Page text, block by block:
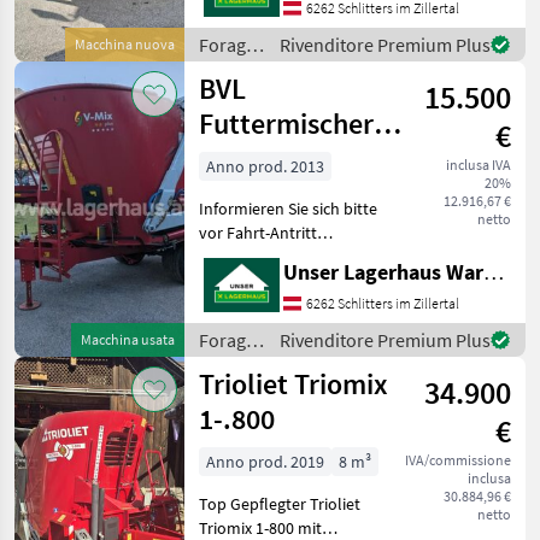
Macchina nuova
Control Informieren Sie sich
bitte vor Fahrt-Antritt
telefonisch,
6262 Schlitters im Zillertal
Foraggiamento
/
Siloking
Rivenditore Premium Plus
Macchina usata
BVL
Futtermischer
VMIX 13 LS
15.500
€
inclusa IVA
20%
12.916,67 €
netto
Anno prod. 2013
Informieren Sie sich bitte
vor Fahrt-Antritt
telefonisch, ob die von
Ihnen angefragte
Gebrauchtmaschine aktuell
bei uns am am Lager steht.
Wir inserieren auch Masch
Unser Lagerhaus Warenhandelsges.m.b.H.
6262 Schlitters im Zillertal
Foraggiamento
/ BVL
Rivenditore Premium Plus
Trioliet Triomix
1-.800
34.900
€
IVA/commissione
inclusa
30.884,96 €
netto
Anno prod. 2019
8 m³
Top Gepflegter Trioliet
Triomix 1-800 mit